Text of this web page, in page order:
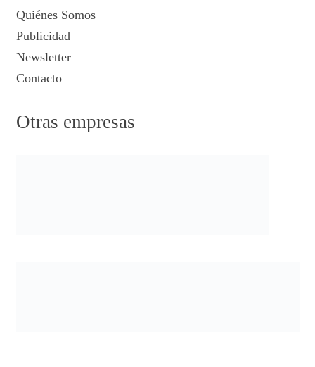
Quiénes Somos
Publicidad
Newsletter
Contacto
Otras empresas